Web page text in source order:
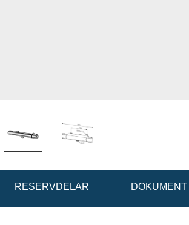
RESERVDELAR DOKUMENT